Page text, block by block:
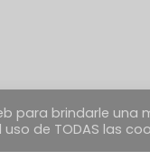
para brindarle
de TODAS las